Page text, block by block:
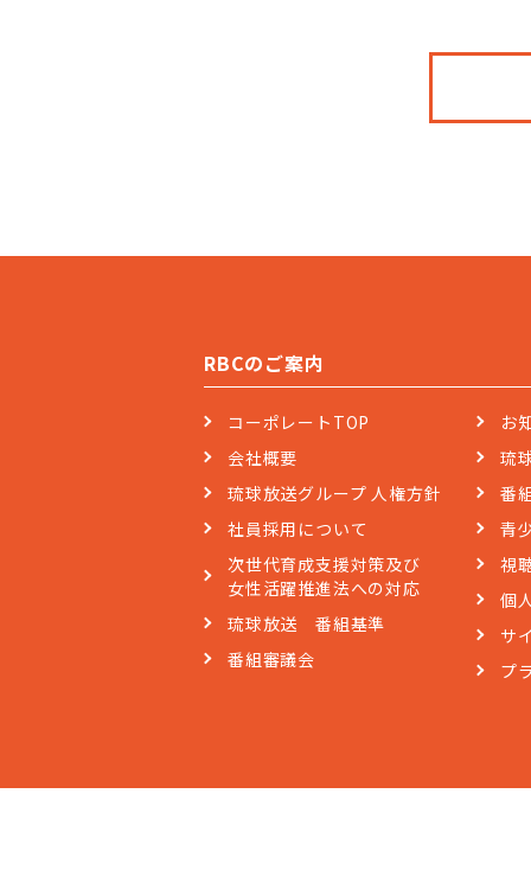
RBCのご案内
コーポレートTOP
会社概要
琉球放送グループ 人権方針
社員採用について
次世代育成支援対策及び
女性活躍推進法への対応
琉球放送 番組基準
番組審議会
お
琉
番
青
視
個
サ
プ